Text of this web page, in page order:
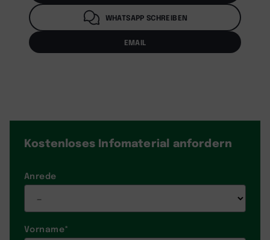
WHATSAPP SCHREIBEN
EMAIL
Kostenloses Infomaterial anfordern
Anrede
Vorname*